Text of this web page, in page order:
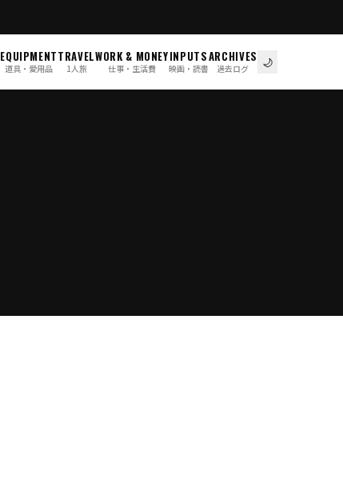
EQUIPMENT
道具・愛用品
TRAVEL
1人旅
WORK & MONEY
仕事・生活費
INPUTS
映画・読書
ARCHIVES
過去ログ 🌙